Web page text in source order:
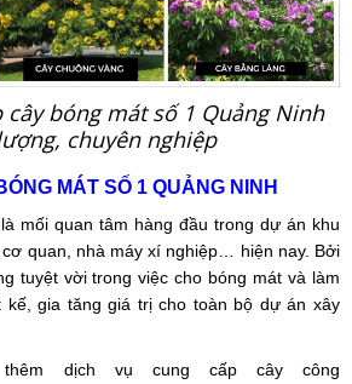
bóng mát số 1 Quảng Ninh
chuyên nghiệp
MÁT SỐ 1 QUẢNG NINH
mối quan tâm hàng đầu trong dự án khu
quan, nhà máy xí nghiệp… hiện nay. Bởi
tuyệt vời trong việc cho bóng mát và làm
kế, gia tăng giá trị cho toàn bộ dự án xây
dịch vụ cung cấp cây công